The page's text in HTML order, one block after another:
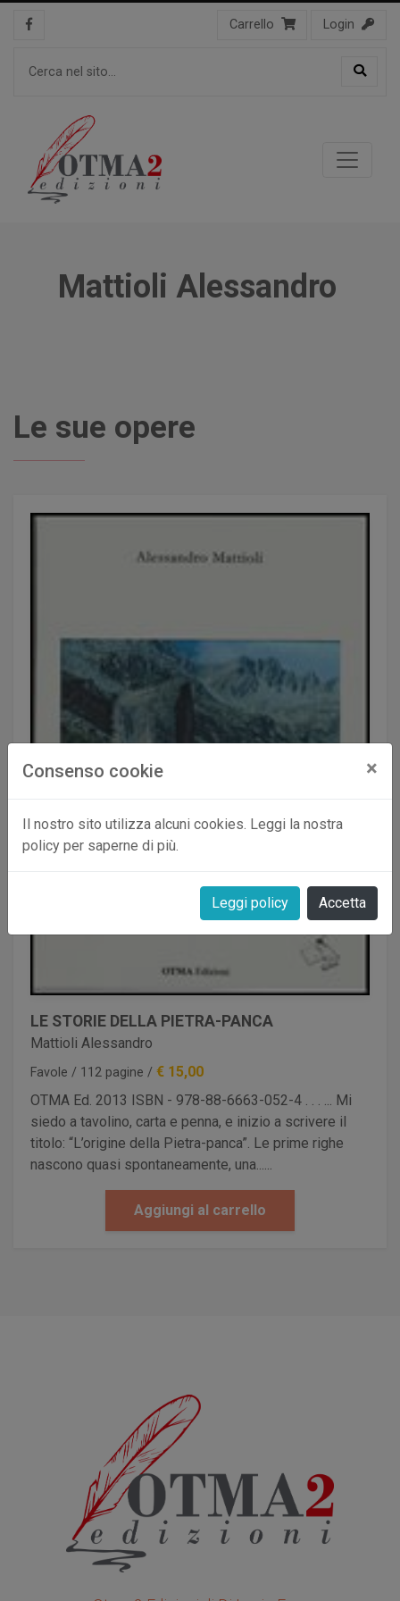
Carrello Login
Consenso cookie ×
Il nostro sito utilizza alcuni cookies. Leggi la nostra
policy per saperne di più.
Leggi policy Accetta
Mattioli Alessandro
Le sue opere
LE STORIE DELLA PIETRA-PANCA
Mattioli Alessandro
Favole / 112 pagine /€ 15,00
OTMA Ed. 2013 ISBN - 978-88-6663-052-4 . . . ... Mi
siedo a tavolino, carta e penna, e inizio a scrivere il
titolo: “L’origine della Pietra-panca”. Le prime righe
nascono quasi spontaneamente, una......
Aggiungi al carrello